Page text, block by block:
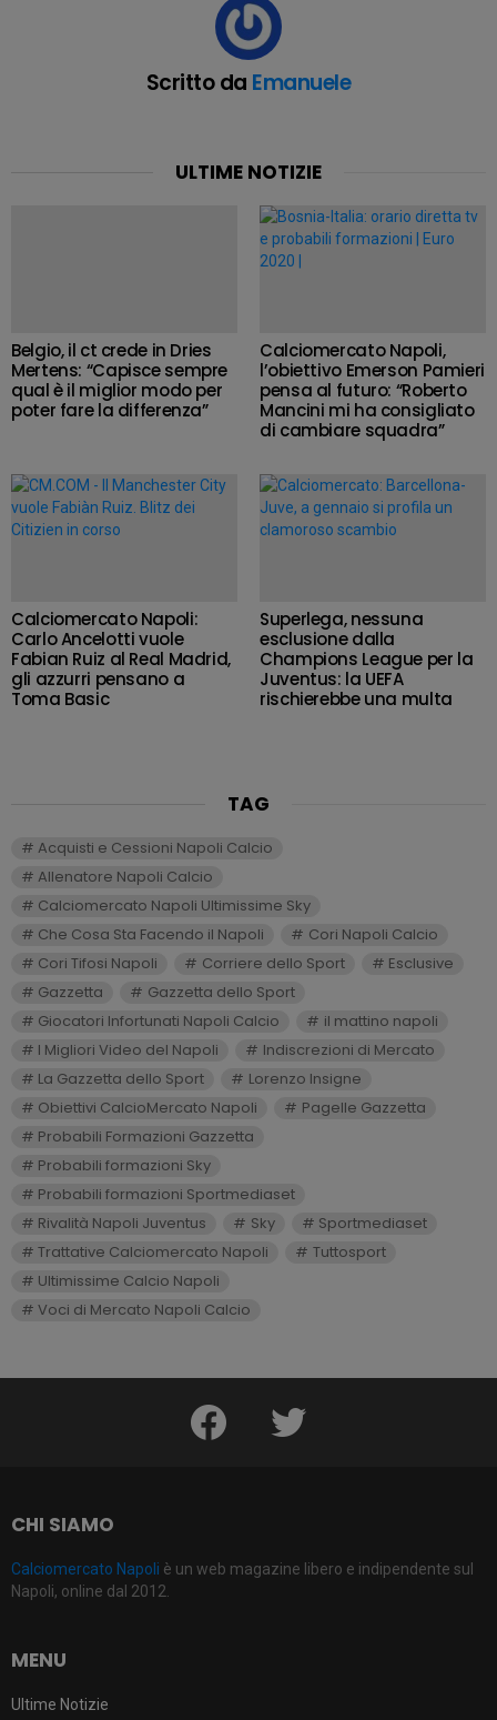
Scritto da Emanuele
ULTIME NOTIZIE
Belgio, il ct crede in Dries
Mertens: “Capisce sempre
qual è il miglior modo per
poter fare la differenza”
Calciomercato Napoli,
l’obiettivo Emerson Pamieri
pensa al futuro: “Roberto
Mancini mi ha consigliato
di cambiare squadra”
Calciomercato Napoli:
Carlo Ancelotti vuole
Fabian Ruiz al Real Madrid,
gli azzurri pensano a
Toma Basic
Superlega, nessuna
esclusione dalla
Champions League per la
Juventus: la UEFA
rischierebbe una multa
TAG
Acquisti e Cessioni Napoli Calcio
Allenatore Napoli Calcio
Calciomercato Napoli Ultimissime Sky
Che Cosa Sta Facendo il Napoli
Cori Napoli Calcio
Cori Tifosi Napoli
Corriere dello Sport
Esclusive
Gazzetta
Gazzetta dello Sport
Giocatori Infortunati Napoli Calcio
il mattino napoli
I Migliori Video del Napoli
Indiscrezioni di Mercato
La Gazzetta dello Sport
Lorenzo Insigne
Obiettivi CalcioMercato Napoli
Pagelle Gazzetta
Probabili Formazioni Gazzetta
Probabili formazioni Sky
Probabili formazioni Sportmediaset
Rivalità Napoli Juventus
Sky
Sportmediaset
Trattative Calciomercato Napoli
Tuttosport
Ultimissime Calcio Napoli
Voci di Mercato Napoli Calcio
facebook twitter
CHI SIAMO
Calciomercato Napoli è un web magazine libero e indipendente sul
Napoli, online dal 2012.
MENU
Ultime Notizie